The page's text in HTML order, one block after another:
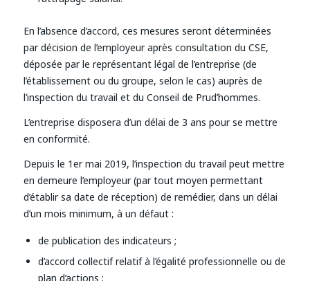
En l’absence d’accord, ces mesures seront déterminées
par décision de l’employeur après consultation du CSE,
déposée par le représentant légal de l’entreprise (de
l’établissement ou du groupe, selon le cas) auprès de
l’inspection du travail et du Conseil de Prud’hommes.
L’entreprise disposera d’un délai de 3 ans pour se mettre
en conformité.
Depuis le 1er mai 2019, l’inspection du travail peut mettre
en demeure l’employeur (par tout moyen permettant
d’établir sa date de réception) de remédier, dans un délai
d’un mois minimum, à un défaut :
de publication des indicateurs ;
d’accord collectif relatif à l’égalité professionnelle ou de
plan d’actions ;